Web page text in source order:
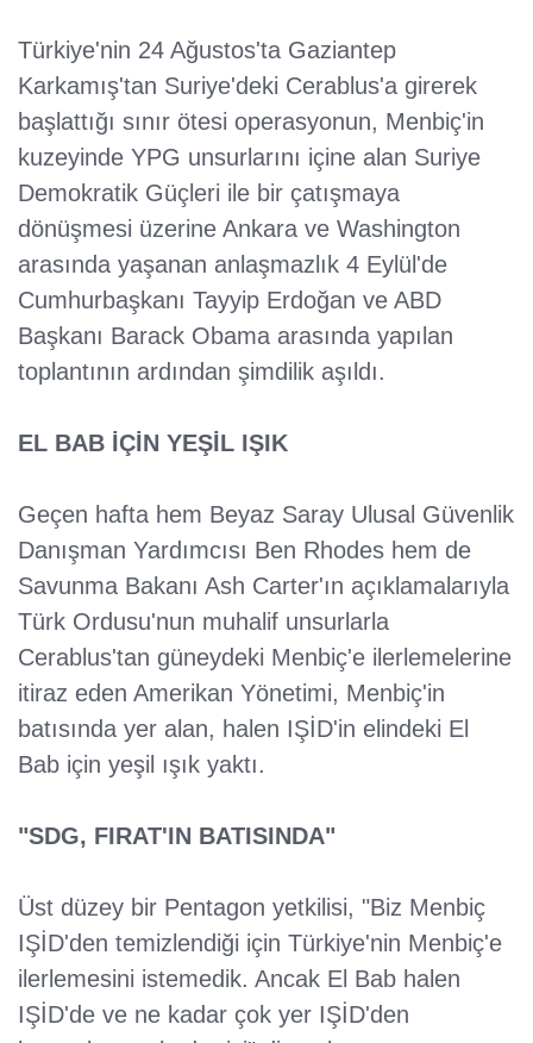
Türkiye'nin 24 Ağustos'ta Gaziantep
Karkamış'tan Suriye'deki Cerablus'a girerek
başlattığı sınır ötesi operasyonun, Menbiç'in
kuzeyinde YPG unsurlarını içine alan Suriye
Demokratik Güçleri ile bir çatışmaya
dönüşmesi üzerine Ankara ve Washington
arasında yaşanan anlaşmazlık 4 Eylül'de
Cumhurbaşkanı Tayyip Erdoğan ve ABD
Başkanı Barack Obama arasında yapılan
toplantının ardından şimdilik aşıldı.
EL BAB İÇİN YEŞİL IŞIK
Geçen hafta hem Beyaz Saray Ulusal Güvenlik
Danışman Yardımcısı Ben Rhodes hem de
Savunma Bakanı Ash Carter'ın açıklamalarıyla
Türk Ordusu'nun muhalif unsurlarla
Cerablus'tan güneydeki Menbiç'e ilerlemelerine
itiraz eden Amerikan Yönetimi, Menbiç'in
batısında yer alan, halen IŞİD'in elindeki El
Bab için yeşil ışık yaktı.
"SDG, FIRAT'IN BATISINDA"
Üst düzey bir Pentagon yetkilisi, "Biz Menbiç
IŞİD'den temizlendiği için Türkiye'nin Menbiç'e
ilerlemesini istemedik. Ancak El Bab halen
IŞİD'de ve ne kadar çok yer IŞİD'den